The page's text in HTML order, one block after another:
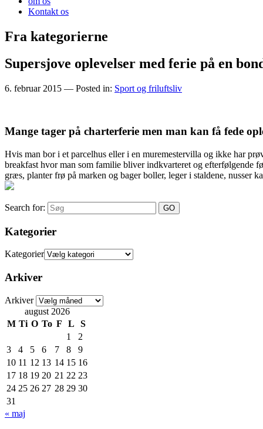
Kontakt os
Fra kategorierne
Supersjove oplevelser med ferie på en
6. februar 2015 — Posted in: Sport og friluftsliv
Mange tager på charterferie men man kan få fede
Hvis man bor i et parcelhus eller i en muremestervilla og ikke har
breakfast hvor man som familie bliver indkvarteret og efterfølgende
græs, planter frø på marken og bager boller, leger i staldene, nusser
Search for:
Kategorier
Kategorier
Arkiver
Arkiver
august 2026
M Ti O To F L
S
1
2
3
4 5 6 7 8
9
10 11 12 13 14 15 16
17 18 19 20 21 22 23
24 25 26 27 28 29 30
31
« maj